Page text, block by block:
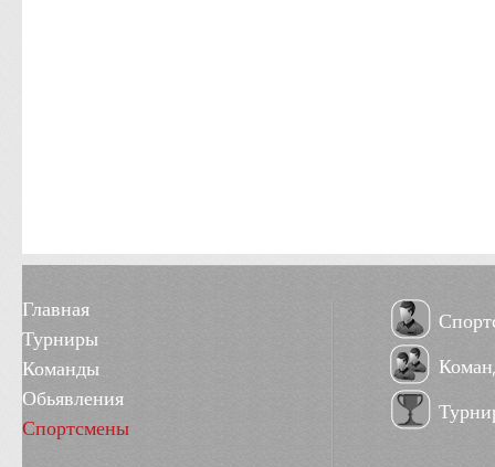
Главная
Турниры
Команды
Обьявления
Спортсмены